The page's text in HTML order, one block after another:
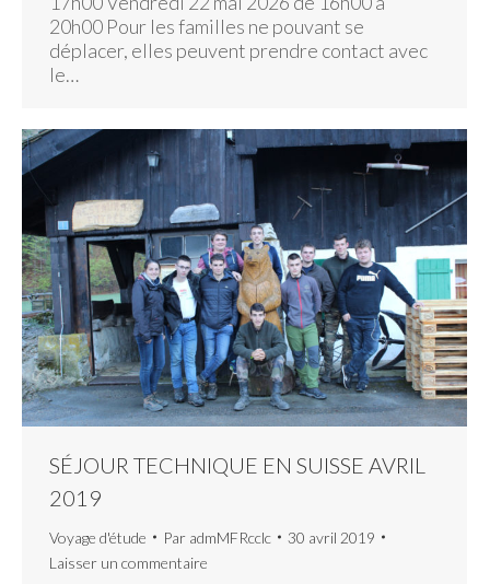
20h00 Pour les familles ne pouvant se
déplacer, elles peuvent prendre contact avec
le…
SÉJOUR TECHNIQUE EN SUISSE AVRIL
2019
Voyage d'étude Par admMFRcclc
30 avril 2019
Laisser un commentaire